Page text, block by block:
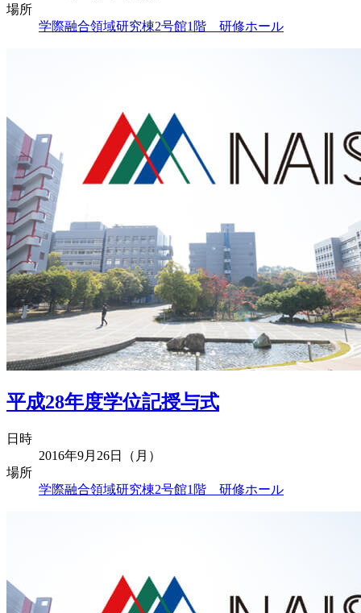
場所
学際融合領域研究棟2号館1階 研修ホール
平成28年度学位記授与式
日時
2016年9月26日（月）
場所
学際融合領域研究棟2号館1階 研修ホール